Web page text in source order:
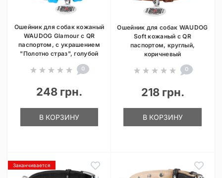
Ошейник для собак кожаный
WAUDOG Glamour с QR
паспортом, с украшением
"Полотно страз", голубой
0
248 грн.
В КОРЗИНУ
Ошейник для собак WAUDOG
Soft кожаный с QR
паспортом, круглый,
коричневый
0
218 грн.
В КОРЗИНУ
Заканчивается